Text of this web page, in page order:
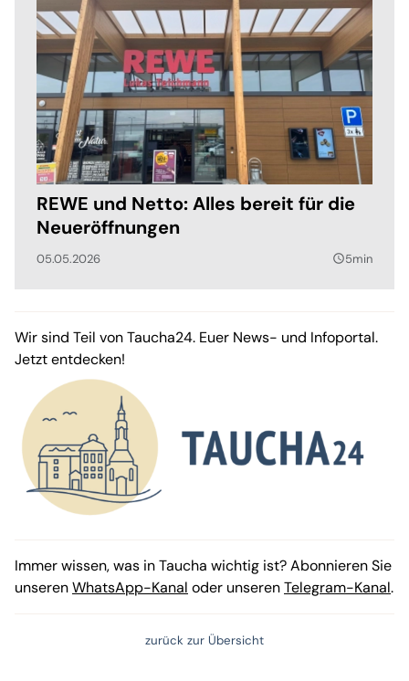
REWE und Netto: Alles bereit für die
Neueröffnungen
05.05.2026 query_builder5min
Wir sind Teil von Taucha24. Euer News- und Infoportal.
Jetzt entdecken!
Immer wissen, was in Taucha wichtig ist? Abonnieren Sie
unserenWhatsApp-Kanal oder unserenTelegram-Kanal.
zurück zur Übersicht